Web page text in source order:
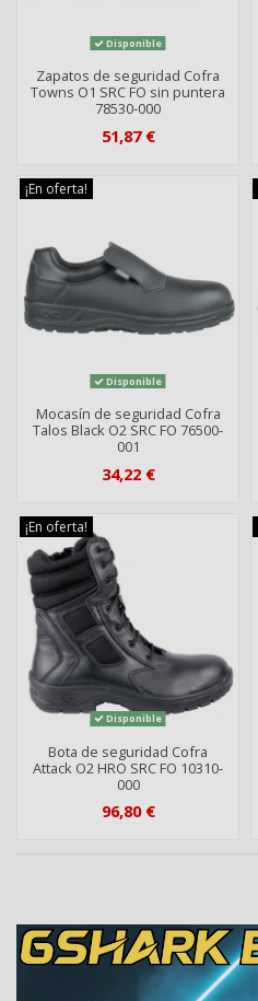
Disponible
Zapatos de seguridad Cofra
Towns O1 SRC FO sin puntera
78530-000
51,87 €
¡En oferta!
Disponible
Mocasín de seguridad Cofra
Talos Black O2 SRC FO 76500-
001
34,22 €
¡En oferta!
Disponible
Bota de seguridad Cofra
Attack O2 HRO SRC FO 10310-
000
96,80 €